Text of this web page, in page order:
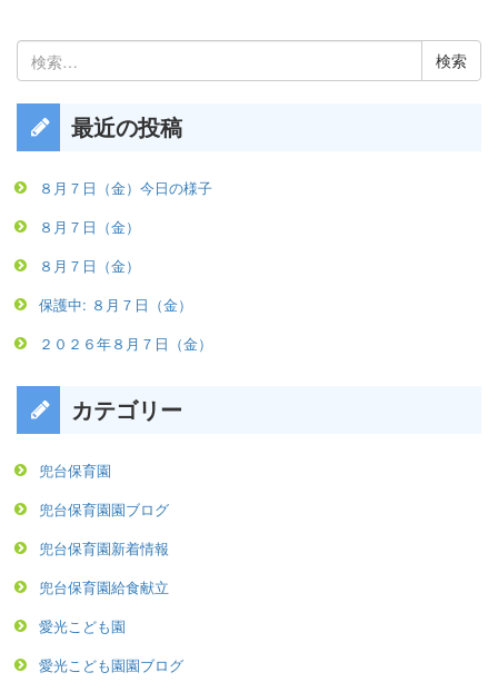
検
索:
最近の投稿
８月７日（金）今日の様子
８月７日（金）
８月７日（金）
保護中: ８月７日（金）
２０２６年８月７日（金）
カテゴリー
兜台保育園
兜台保育園園ブログ
兜台保育園新着情報
兜台保育園給食献立
愛光こども園
愛光こども園園ブログ